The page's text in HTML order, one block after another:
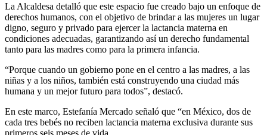
La Alcaldesa detalló que este espacio fue creado bajo un enfoque de
derechos humanos, con el objetivo de brindar a las mujeres un lugar
digno, seguro y privado para ejercer la lactancia materna en
condiciones adecuadas, garantizando así un derecho fundamental
tanto para las madres como para la primera infancia.
“Porque cuando un gobierno pone en el centro a las madres, a las
niñas y a los niños, también está construyendo una ciudad más
humana y un mejor futuro para todos”, destacó.
En este marco, Estefanía Mercado señaló que “en México, dos de
cada tres bebés no reciben lactancia materna exclusiva durante sus
primeros seis meses de vida.